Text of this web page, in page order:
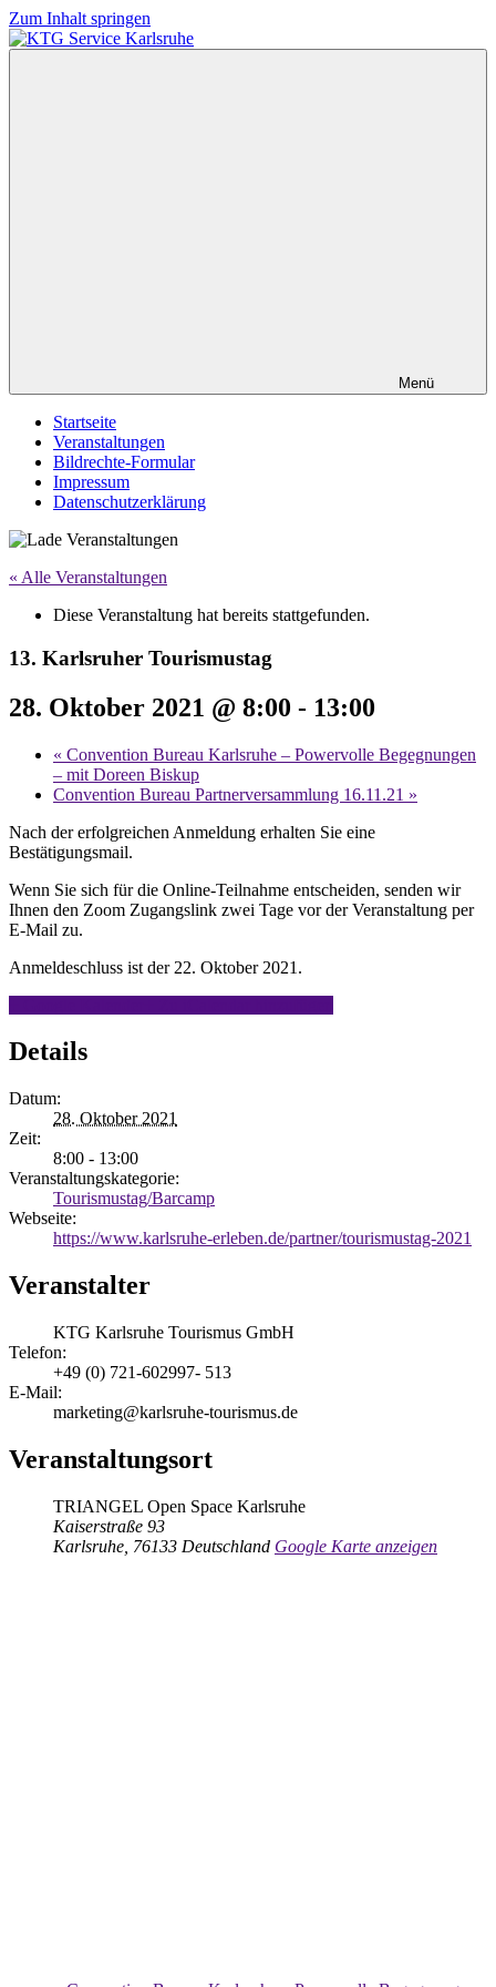
Zum Inhalt springen
Menü
Startseite
Veranstaltungen
Bildrechte-Formular
Impressum
Datenschutzerklärung
« Alle Veranstaltungen
Diese Veranstaltung hat bereits stattgefunden.
13. Karlsruher Tourismustag
28. Oktober 2021 @ 8:00 - 13:00
« Convention Bureau Karlsruhe – Powervolle Begegnungen
– mit Doreen Biskup
Convention Bureau Partnerversammlung 16.11.21 »
Nach der erfolgreichen Anmeldung erhalten Sie eine
Bestätigungsmail.
Wenn Sie sich für die Online-Teilnahme entscheiden, senden wir
Ihnen den Zoom Zugangslink zwei Tage vor der Veranstaltung per
E-Mail zu.
Anmeldeschluss ist der 22. Oktober 2021.
Details
Datum:
28. Oktober 2021
Zeit:
8:00 - 13:00
Veranstaltungskategorie:
Tourismustag/Barcamp
Webseite:
https://www.karlsruhe-erleben.de/partner/tourismustag-2021
Veranstalter
KTG Karlsruhe Tourismus GmbH
Telefon:
+49 (0) 721-602997- 513
E-Mail:
marketing@karlsruhe-tourismus.de
Veranstaltungsort
TRIANGEL Open Space Karlsruhe
Kaiserstraße 93
Karlsruhe 76133 Deutschland Google Karte anzeigen